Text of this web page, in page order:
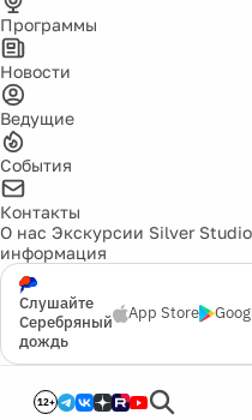
Программы
Новости
Ведущие
События
Контакты
О нас Экскурсии Silver Studio
информация
Слушайте
Серебряный
дождь
App Store
12+